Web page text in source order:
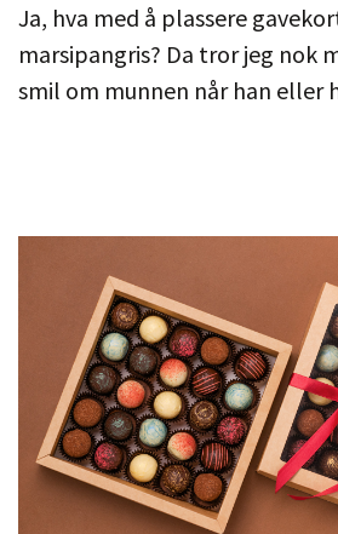
Ja, hva med å plassere
marsipangris? Da tror jeg nok
smil om munnen når han eller